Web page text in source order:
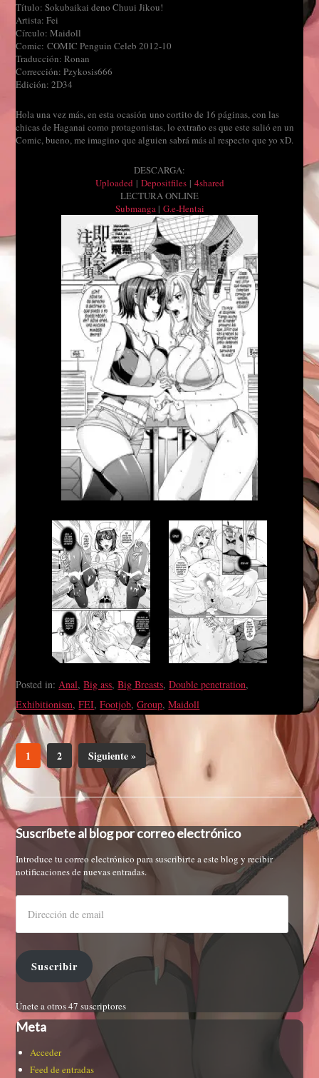
Título: Sokubaikai deno Chuui Jikou!
Artista: Fei
Círculo: Maidoll
Comic: COMIC Penguin Celeb 2012-10
Traducción: Ronan
Corrección: Pzykosis666
Edición: 2D34
Hola una vez más, en esta ocasión uno cortito de 16 páginas, con las
chicas de Haganai como protagonistas, lo extraño es que este salió en un
Comic, bueno, me imagino que alguien sabrá más al respecto que yo xD.
DESCARGA:
Uploaded | Depositfiles| 4shared
LECTURA ONLINE
Submanga| G.e-Hentai
Posted in:Anal,Big ass,Big Breasts,Double penetration,
Exhibitionism,FEI,Footjob,Group,Maidoll
1 2 Siguiente »
Suscríbete al blog por correo electrónico
Introduce tu correo electrónico para suscribirte a este blog y recibir
notificaciones de nuevas entradas.
Suscribir
Únete a otros 47 suscriptores
Meta
Acceder
Feed de entradas